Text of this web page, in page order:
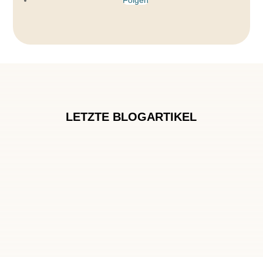
LETZTE BLOGARTIKEL